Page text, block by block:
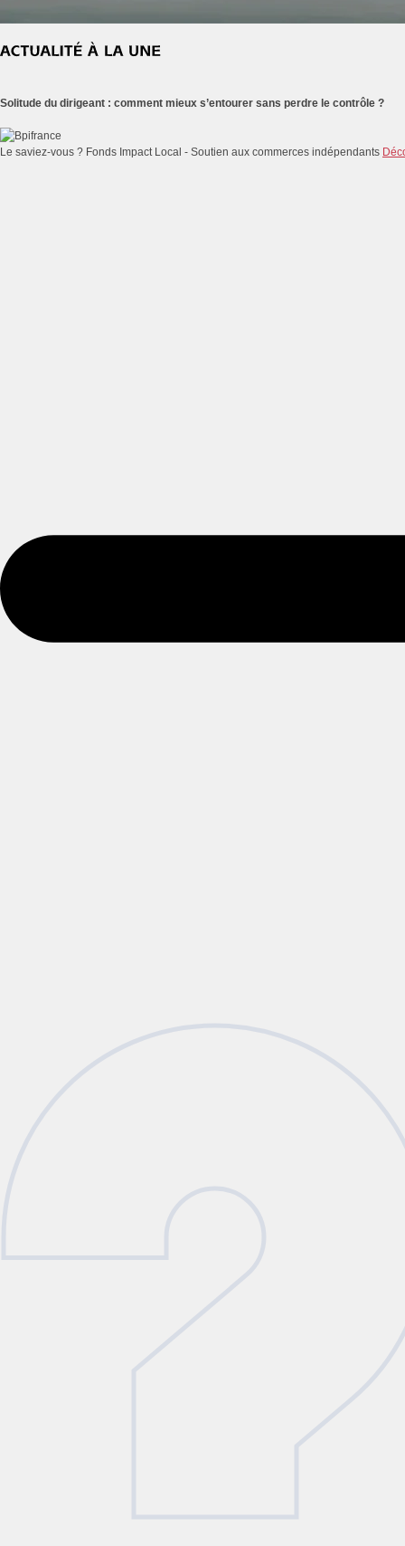
Solitude du dirigeant : comment mieux s’entourer sans perdre le contrôle ?
Le saviez-vous ? Fonds Impact Local - Soutien aux commerces indépendants